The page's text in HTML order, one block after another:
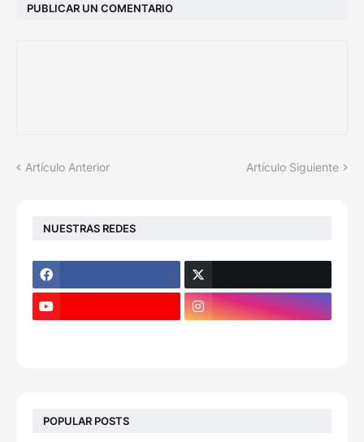
PUBLICAR UN COMENTARIO
Artículo Anterior Artículo Siguiente
NUESTRAS REDES
POPULAR POSTS